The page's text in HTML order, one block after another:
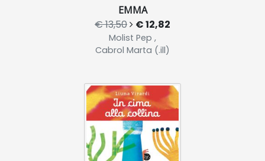
EMMA
€ 13,50 € 12,82
Molist Pep ,
Cabrol Marta (.ill)